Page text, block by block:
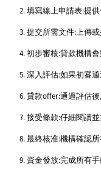
填寫線上申請表:提
提交所需文件:上傳或
初步審核:貸款機構會
深入評估:如果初審
貸款offer:通過評估後
接受條款:仔細閱讀並
最終核准:機構確認所
資金發放:完成所有